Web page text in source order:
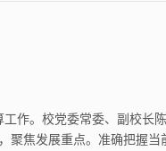
作。校党委常委、副校长
聚焦发展重点。准确把握